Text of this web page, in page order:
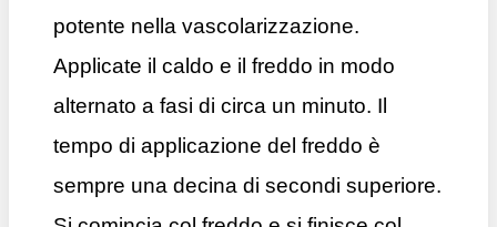
potente nella vascolarizzazione.
Applicate il caldo e il freddo in modo
alternato a fasi di circa un minuto. Il
tempo di applicazione del freddo è
sempre una decina di secondi superiore.